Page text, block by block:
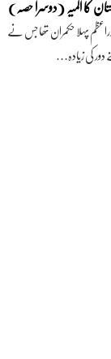
کا المیہ (دوسرا حصہ)
پہلا حکمران تھا جس نے
کی زیادہ…